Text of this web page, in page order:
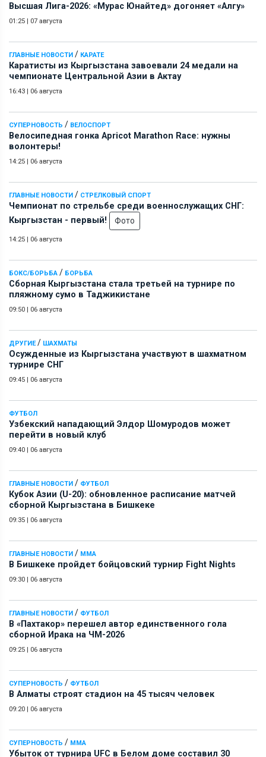
Высшая Лига-2026: «Мурас Юнайтед» догоняет «Алгу»
01:25 | 07 августа
ГЛАВНЫЕ НОВОСТИ / КАРАТЕ
Каратисты из Кыргызстана завоевали 24 медали на
чемпионате Центральной Азии в Актау
16:43 | 06 августа
СУПЕРНОВОСТЬ / ВЕЛОСПОРТ
Велосипедная гонка Apricot Marathon Race: нужны
волонтеры!
14:25 | 06 августа
ГЛАВНЫЕ НОВОСТИ / СТРЕЛКОВЫЙ СПОРТ
Чемпионат по стрельбе среди военнослужащих СНГ:
Кыргызстан - первый!
Фото
14:25 | 06 августа
БОКС/БОРЬБА / БОРЬБА
Сборная Кыргызстана стала третьей на турнире по
пляжному сумо в Таджикистане
09:50 | 06 августа
ДРУГИЕ/ ШАХМАТЫ
Осужденные из Кыргызстана участвуют в шахматном
турнире СНГ
09:45 | 06 августа
ФУТБОЛ
Узбекский нападающий Элдор Шомуродов может
перейти в новый клуб
09:40 | 06 августа
ГЛАВНЫЕ НОВОСТИ / ФУТБОЛ
Кубок Азии (U-20): обновленное расписание матчей
сборной Кыргызстана в Бишкеке
09:35 | 06 августа
ГЛАВНЫЕ НОВОСТИ / ММА
В Бишкеке пройдет бойцовский турнир Fight Nights
09:30 | 06 августа
ГЛАВНЫЕ НОВОСТИ / ФУТБОЛ
В «Пахтакор» перешел автор единственного гола
сборной Ирака на ЧМ-2026
09:25 | 06 августа
СУПЕРНОВОСТЬ / ФУТБОЛ
В Алматы строят стадион на 45 тысяч человек
09:20 | 06 августа
СУПЕРНОВОСТЬ / ММА
Убыток от турнира UFC в Белом доме составил 30